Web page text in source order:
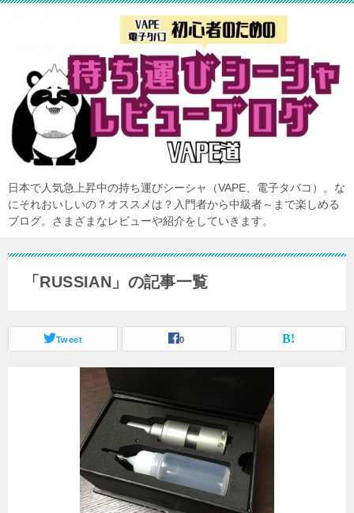
日本で人気急上昇中の持ち運びシーシャ（VAPE、電子タバコ）。な
にそれおいしいの？オススメは？入門者から中級者～まで楽しめる
ブログ。さまざまなレビューや紹介をしていきます。
「RUSSIAN」の記事一覧
Tweet 0